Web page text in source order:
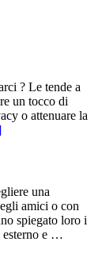
? Le tende a
un tocco di
o attenuare la
infoPreventivo
una
amici o con
spiegato loro i
esterno e …